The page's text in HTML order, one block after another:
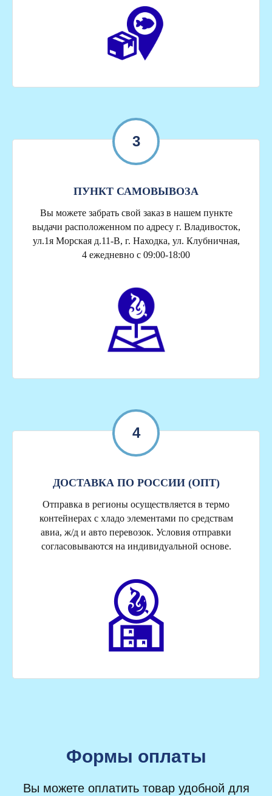
3
ПУНКТ САМОВЫВОЗА
Вы можете забрать свой заказ в нашем пункте
выдачи расположенном по адресу г. Владивосток,
ул.1я Морская д.11-В, г. Находка, ул. Клубничная,
4 ежедневно с 09:00-18:00
4
ДОСТАВКА ПО РОССИИ (ОПТ)
Отправка в регионы осуществляется в термо
контейнерах с хладо элементами по средствам
авиа, ж/д и авто перевозок. Условия отправки
согласовываются на индивидуальной основе.
Формы оплаты
Вы можете оплатить товар удобной для